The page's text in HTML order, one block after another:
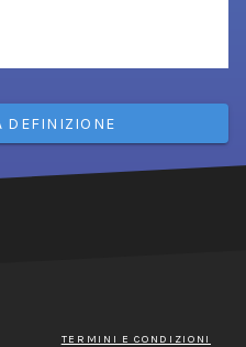
DEFINIZIONE
TERMINI E CONDIZIONI